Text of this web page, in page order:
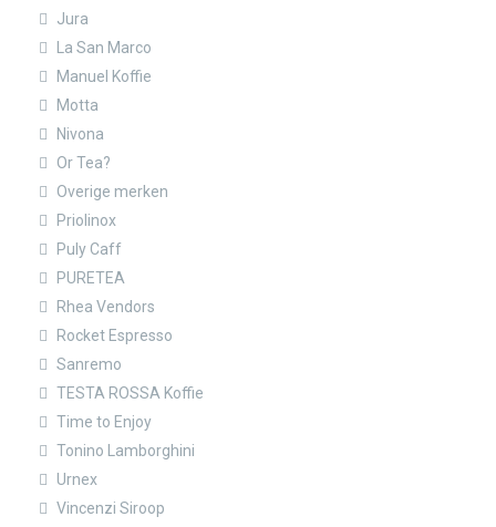
Jura
La San Marco
Manuel Koffie
Motta
Nivona
Or Tea?
Overige merken
Priolinox
Puly Caff
PURETEA
Rhea Vendors
Rocket Espresso
Sanremo
TESTA ROSSA Koffie
Time to Enjoy
Tonino Lamborghini
Urnex
Vincenzi Siroop